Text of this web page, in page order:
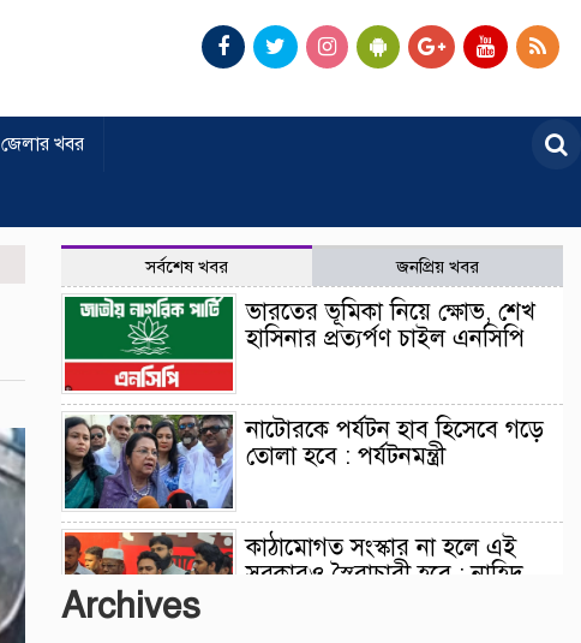
জেলার খবর
সর্বশেষ খবর জনপ্রিয় খবর
ভারতের ভূমিকা নিয়ে ক্ষোভ, শেখ
হাসিনার প্রত্যর্পণ চাইল এনসিপি
নাটোরকে পর্যটন হাব হিসেবে গড়ে
তোলা হবে : পর্যটনমন্ত্রী
কাঠামোগত সংস্কার না হলে এই
সরকারও স্বৈরাচারী হবে : নাহিদ
Archives